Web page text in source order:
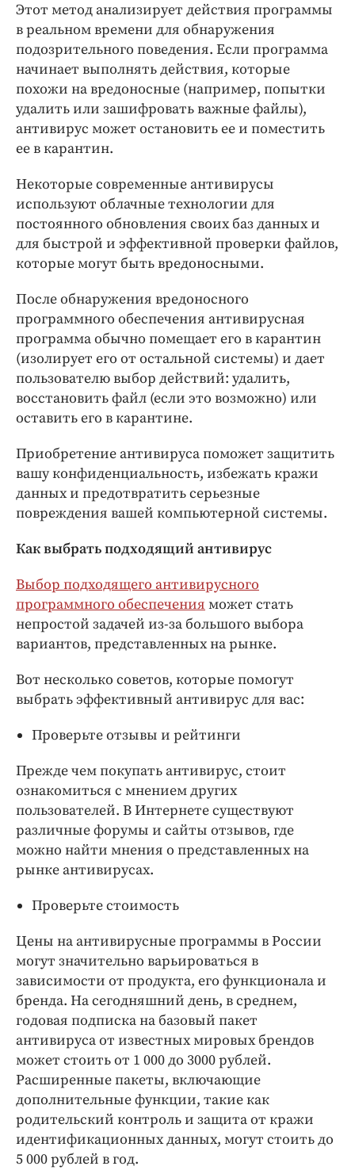
Этот метод анализирует действия программы
в реальном времени для обнаружения
подозрительного поведения. Если программа
начинает выполнять действия, которые
похожи на вредоносные (например, попытки
удалить или зашифровать важные файлы),
антивирус может остановить ее и поместить
ее в карантин.
Некоторые современные антивирусы
используют облачные технологии для
постоянного обновления своих баз данных и
для быстрой и эффективной проверки файлов,
которые могут быть вредоносными.
После обнаружения вредоносного
программного обеспечения антивирусная
программа обычно помещает его в карантин
(изолирует его от остальной системы) и дает
пользователю выбор действий: удалить,
восстановить файл (если это возможно) или
оставить его в карантине.
Приобретение антивируса поможет защитить
вашу конфиденциальность, избежать кражи
данных и предотвратить серьезные
повреждения вашей компьютерной системы.
Как выбрать подходящий антивирус
Выбор подходящего антивирусного
программного обеспечения может стать
непростой задачей из-за большого выбора
вариантов, представленных на рынке.
Вот несколько советов, которые помогут
выбрать эффективный антивирус для вас:
Проверьте отзывы и рейтинги
Прежде чем покупать антивирус, стоит
ознакомиться с мнением других
пользователей. В Интернете существуют
различные форумы и сайты отзывов, где
можно найти мнения о представленных на
рынке антивирусах.
Проверьте стоимость
Цены на антивирусные программы в России
могут значительно варьироваться в
зависимости от продукта, его функционала и
бренда. На сегодняшний день, в среднем,
годовая подписка на базовый пакет
антивируса от известных мировых брендов
может стоить от 1 000 до 3000 рублей.
Расширенные пакеты, включающие
дополнительные функции, такие как
родительский контроль и защита от кражи
идентификационных данных, могут стоить до
5 000 рублей в год.